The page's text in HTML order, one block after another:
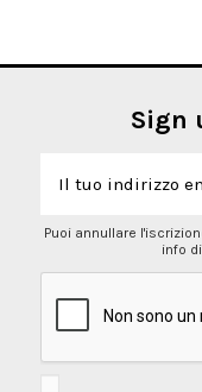
Sign
Puoi annullare
info